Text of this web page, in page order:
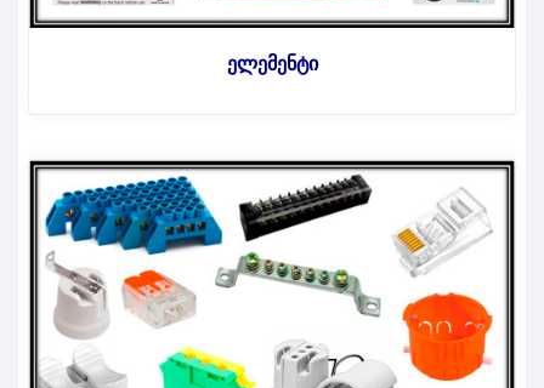
ელემენტი